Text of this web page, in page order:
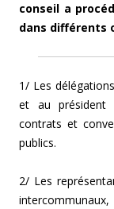
conseil a
dans différents
1/ Les
et au président
contrats et
publics.
2/ Les